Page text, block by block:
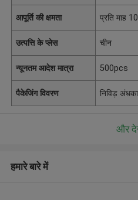
आपूर्ति की क्षमता प्रति माह
उत्पत्ति के प्लेस चीन
न्यूनतम आदेश मात्रा 500pcs
पैकेजिंग विवरण निविड़
और
हमारे बारे में